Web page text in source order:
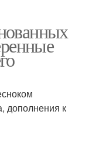
дополнения к